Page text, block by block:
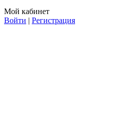
Мой кабинет
Войти | Регистрация